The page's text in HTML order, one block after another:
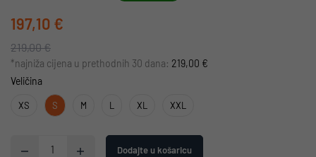
197,10 €
219,00 €
*najniža cijena u prethodnih 30 dana: 219,00 €
Veličina
XS S M L XL XXL
Dodajte u košaricu